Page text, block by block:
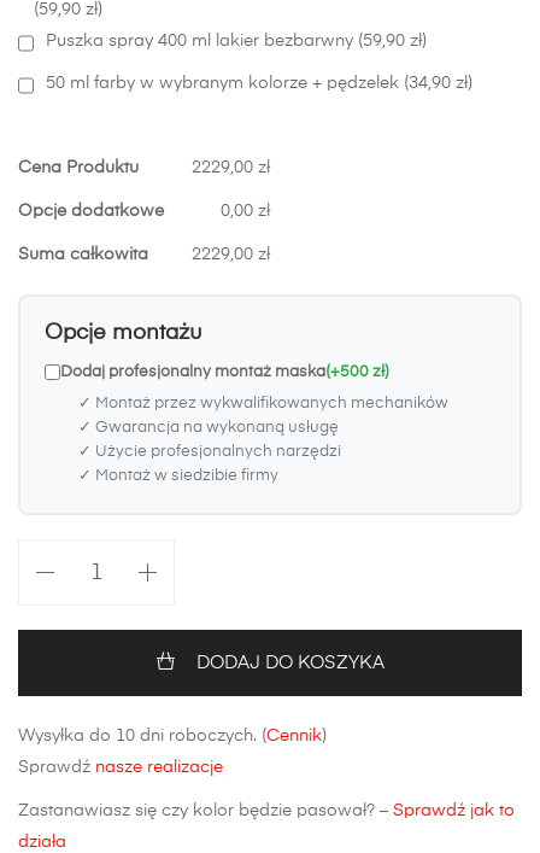
(59,90 zł)
Puszka spray 400 ml lakier bezbarwny (59,90 zł)
50 ml farby w wybranym kolorze + pędzelek (34,90 zł)
Cena Produktu 2229,00 zł
Opcje dodatkowe 0,00 zł
Suma całkowita 2229,00 zł
Opcje montażu
Dodaj profesjonalny montaż maska(+500 zł)
✓ Montaż przez wykwalifikowanych mechaników
✓ Gwarancja na wykonaną usługę
✓ Użycie profesjonalnych narzędzi
✓ Montaż w siedzibie firmy
W211
Aluminium
DODAJ DO KOSZYKA
Wysyłka do 10 dni roboczych. (Cennik)
Sprawdź nasze realizacje
Zastanawiasz się czy kolor będzie pasował? – Sprawdź jak to
działa